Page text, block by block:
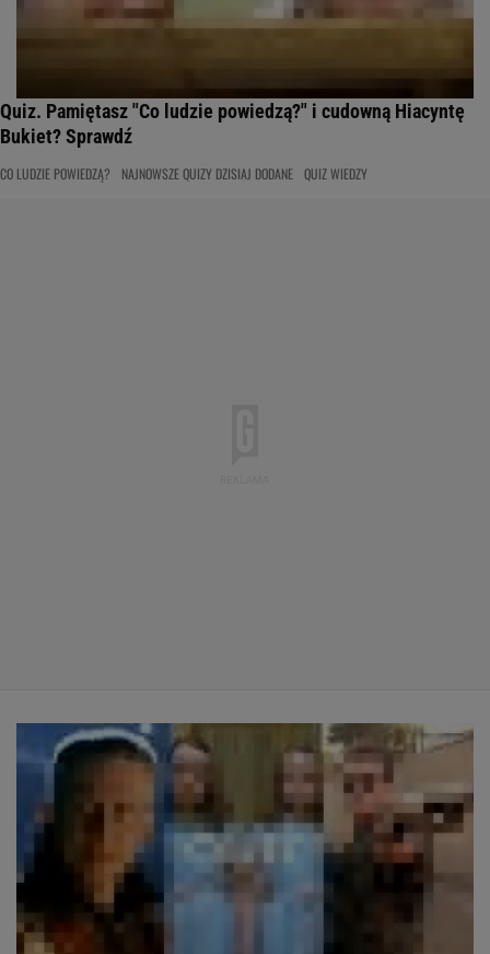
Quiz. Pamiętasz "Co ludzie powiedzą?" i cudowną Hiacyntę
Bukiet? Sprawdź
CO LUDZIE POWIEDZĄ? NAJNOWSZE QUIZY DZISIAJ DODANE QUIZ WIEDZY